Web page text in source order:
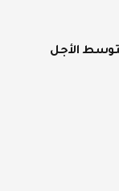
الأجل